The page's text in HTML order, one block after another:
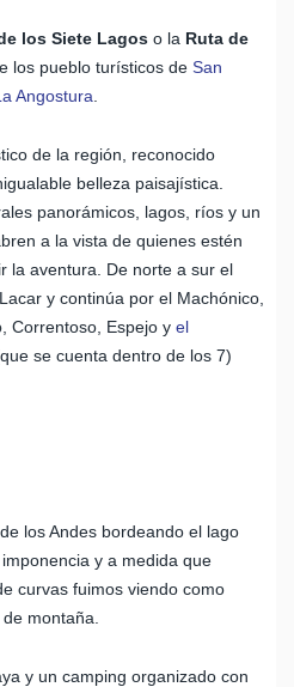
los Siete Lagos o la Ruta de
los pueblo turísticos de San
Angostura
de la región, reconocido
belleza paisajística.
panorámicos, lagos, ríos y un
a la vista de quienes estén
la aventura. De norte a sur el
y continúa por el Machónico,
Correntoso, Espejo y el
se cuenta dentro de los 7)
los Andes bordeando el lago
y a medida que
curvas fuimos viendo como
montaña.
y un camping organizado con